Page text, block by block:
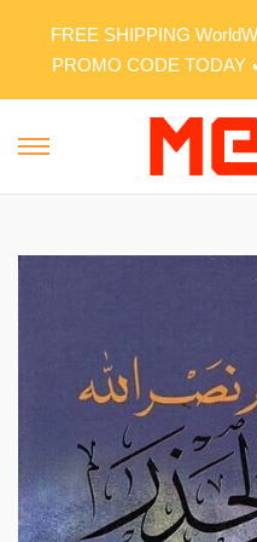
FREE SHIPPING
PROMO CODE TODAY